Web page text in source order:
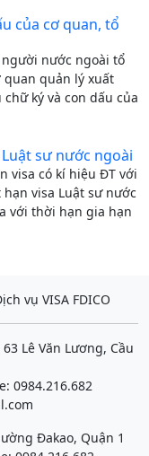
của cơ quan, tổ
nước ngoài tổ
quản lý xuất
ký và con dấu của
sư nước ngoài
visa có kí hiệu ĐT với
visa Luật sư nước
với thời hạn gia hạn
vụ VISA FDICO
Lê Văn Lương, Cầu
0984.216.682
Đakao, Quận 1